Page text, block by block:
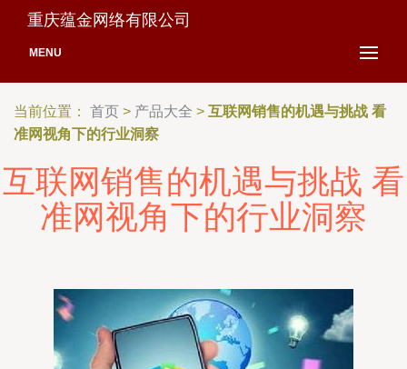
重庆蕴金网络有限公司
MENU
当前位置： 首页 > 产品大全 > 互联网销售的机遇与挑战 看
准网视角下的行业洞察
互联网销售的机遇与挑战 看
准网视角下的行业洞察